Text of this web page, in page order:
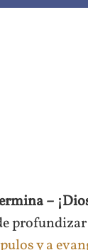
–
y a